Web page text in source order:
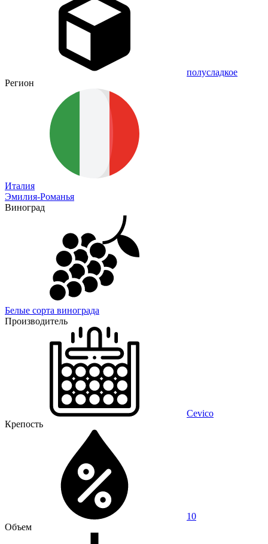
полусладкое
Регион
Италия
Эмилия-Романья
Виноград
Белые сорта винограда
Производитель
Cevico
Крепость
10
Объем